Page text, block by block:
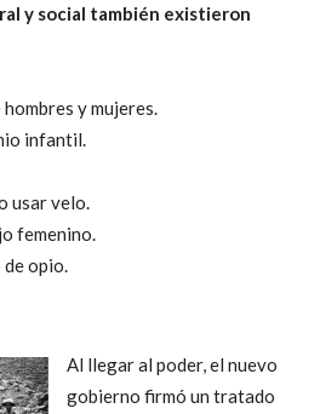
y social también existieron
y mujeres.
infantil.
usar velo.
femenino.
opio.
Al llegar al poder, el nuevo
gobierno firmó un tratado